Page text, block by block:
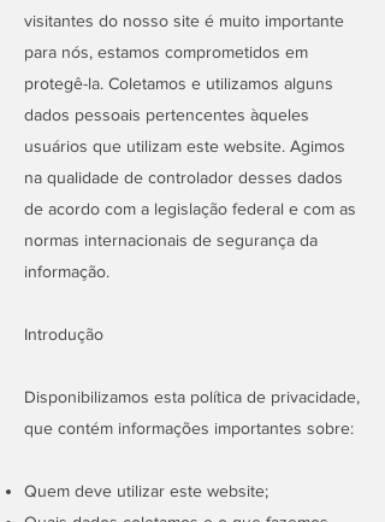
visitantes do nosso site é muito importante
para nós, estamos comprometidos em
protegê-la. Coletamos e utilizamos alguns
dados pessoais pertencentes àqueles
usuários que utilizam este website. Agimos
na qualidade de controlador desses dados
de acordo com a legislação federal e com as
normas internacionais de segurança da
informação.
Introdução
Disponibilizamos esta política de privacidade,
que contém informações importantes sobre:
Quem deve utilizar este website;